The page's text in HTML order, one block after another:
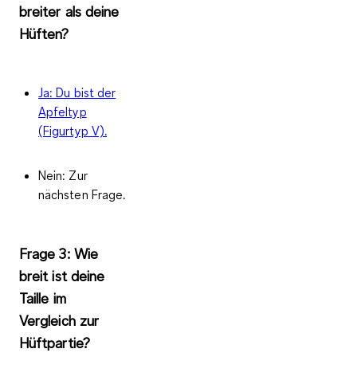
breiter als deine
Hüften?
Ja: Du bist der
Apfeltyp
(Figurtyp V).
Nein: Zur
nächsten Frage.
Frage 3: Wie
breit ist deine
Taille im
Vergleich zur
Hüftpartie?